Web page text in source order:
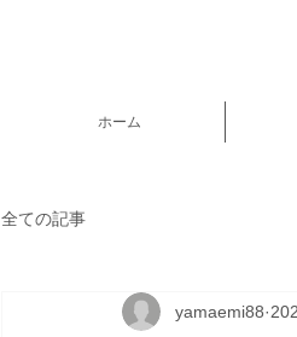
ホーム
全ての記事
yamaemi88